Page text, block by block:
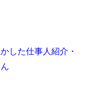
した仕事人紹介・